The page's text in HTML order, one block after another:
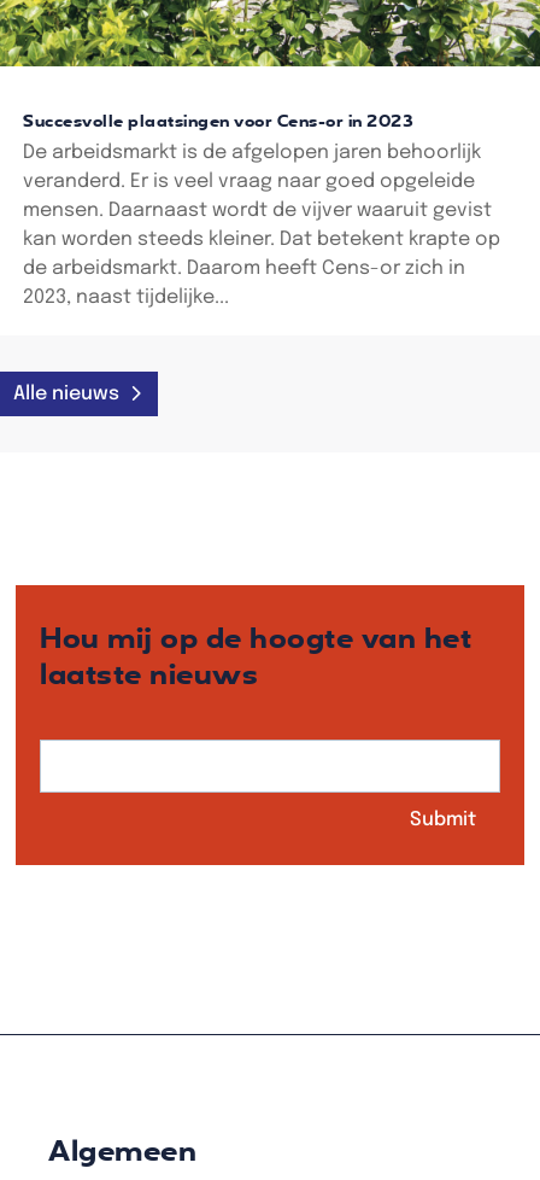
Succesvolle plaatsingen voor Cens-or in 2023
De arbeidsmarkt is de afgelopen jaren behoorlijk
veranderd. Er is veel vraag naar goed opgeleide
mensen. Daarnaast wordt de vijver waaruit gevist
kan worden steeds kleiner. Dat betekent krapte op
de arbeidsmarkt. Daarom heeft Cens-or zich in
2023, naast tijdelijke...
Alle nieuws
Hou mij op de hoogte van het
laatste nieuws
Algemeen